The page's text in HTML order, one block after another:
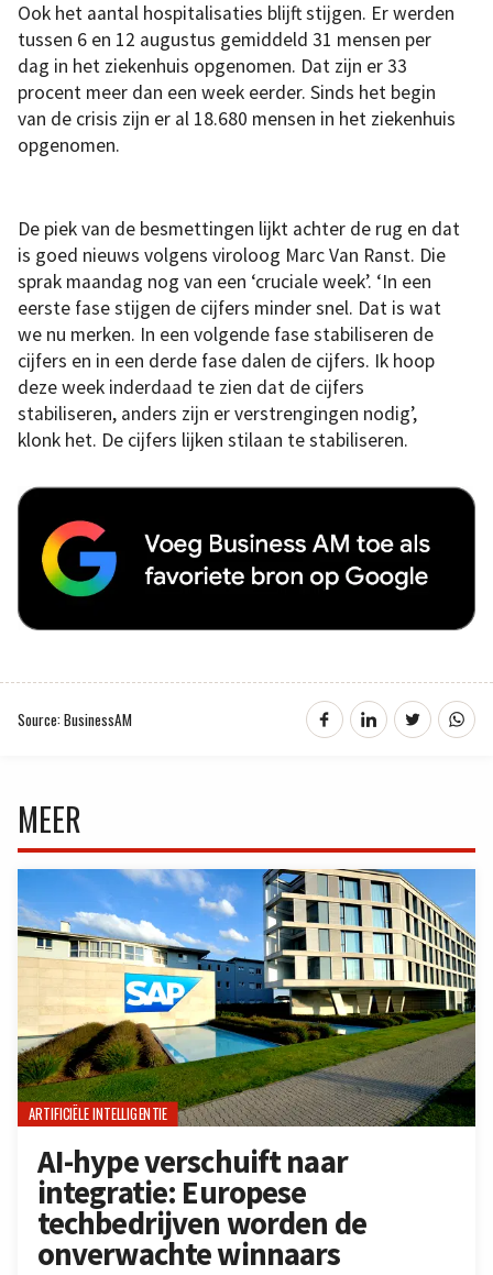
Ook het aantal hospitalisaties blijft stijgen. Er werden
tussen 6 en 12 augustus gemiddeld 31 mensen per
dag in het ziekenhuis opgenomen. Dat zijn er 33
procent meer dan een week eerder. Sinds het begin
van de crisis zijn er al 18.680 mensen in het ziekenhuis
opgenomen.
De piek van de besmettingen lijkt achter de rug en dat
is goed nieuws volgens viroloog Marc Van Ranst. Die
sprak maandag nog van een ‘cruciale week’. ‘In een
eerste fase stijgen de cijfers minder snel. Dat is wat
we nu merken. In een volgende fase stabiliseren de
cijfers en in een derde fase dalen de cijfers. Ik hoop
deze week inderdaad te zien dat de cijfers
stabiliseren, anders zijn er verstrengingen nodig’,
klonk het. De cijfers lijken stilaan te stabiliseren.
Source: BusinessAM
MEER
ARTIFICIËLE INTELLIGENTIE
AI-hype verschuift naar
integratie: Europese
techbedrijven worden de
onverwachte winnaars